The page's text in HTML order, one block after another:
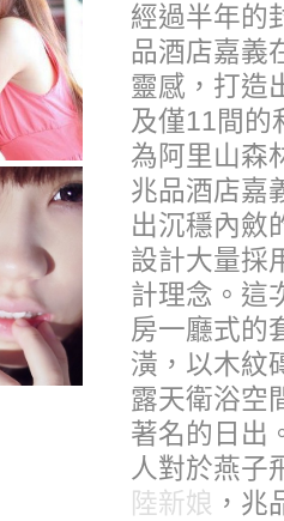
經過半年的
品酒店嘉義
靈感，打造
及僅11間的
為阿里山森
兆品酒店嘉
出沉穩內斂
設計大量採
計理念。這
房一廳式的
潢，以木紋
露天衛浴空
著名的日出
人對於燕子
陸新娘 ，